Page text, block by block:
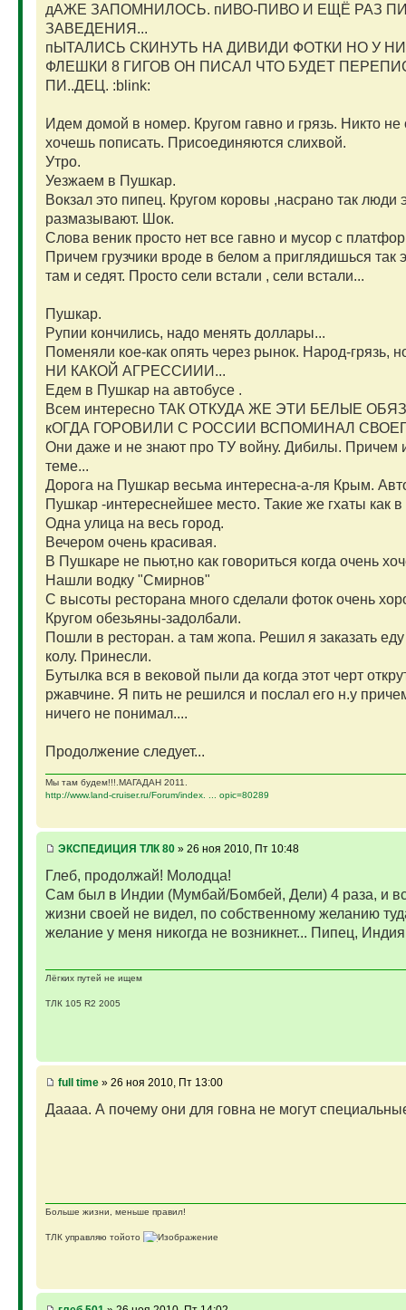
дАЖЕ ЗАПОМНИЛОСЬ. пИВО-ПИВО И ЕЩЁ РАЗ
ЗАВЕДЕНИЯ...
пЫТАЛИСЬ СКИНУТЬ НА ДИВИДИ ФОТКИ НО У
ФЛЕШКИ 8 ГИГОВ ОН ПИСАЛ ЧТО БУДЕТ
ПИ..ДЕЦ. :blink:
Идем домой в номер. Кругом гавно и грязь. Никто
хочешь пописать. Присоединяются слихвой.
Утро.
Уезжаем в Пушкар.
Вокзал это пипец. Кругом коровы ,насрано так люди
размазывают. Шок.
Слова веник просто нет все гавно и мусор с
Причем грузчики вроде в белом а приглядишься так
там и седят. Просто сели встали , сели встали...
Пушкар.
Рупии кончились, надо менять доллары...
Поменяли кое-как опять через рынок. Народ-грязь,
НИ КАКОЙ АГРЕССИИИ...
Едем в Пушкар на автобусе .
Всем интересно ТАК ОТКУДА ЖЕ ЭТИ БЕЛЫЕ
кОГДА ГОРОВИЛИ С РОССИИ ВСПОМИНАЛ
Они даже и не знают про ТУ войну. Дибилы. Причем
теме...
Дорога на Пушкар весьма интересна-а-ля Крым.
Пушкар -интереснейшее место. Такие же гхаты
Одна улица на весь город.
Вечером очень красивая.
В Пушкаре не пьют,но как говориться когда очень
Нашли водку "Смирнов"
С высоты ресторана много сделали фоток очень
Кругом обезьяны-задолбали.
Пошли в ресторан. а там жопа. Решил я заказать
колу. Принесли.
Бутылка вся в вековой пыли да когда этот черт
ржавчине. Я пить не решился и послал его н.у
ничего не понимал....
Продолжение следует...
Мы там будем!!!.МАГАДАН 2011.
http://www.land-cruiser.ru/Forum/index. ... opic=80289
ЭКСПЕДИЦИЯ ТЛК 80» 26 ноя 2010, Пт 10:48
Глеб, продолжай! Молодца!
Сам был в Индии (Мумбай/Бомбей, Дели) 4 раза, и
жизни своей не видел, по собственному желанию
желание у меня никогда не возникнет... Пипец,
Лёгких путей не ищем
ТЛК 105 R2 2005
full time» 26 ноя 2010, Пт 13:00
Даааа. А почему они для говна не могут
Больше жизни, меньше правил!
ТЛК управляю тойото